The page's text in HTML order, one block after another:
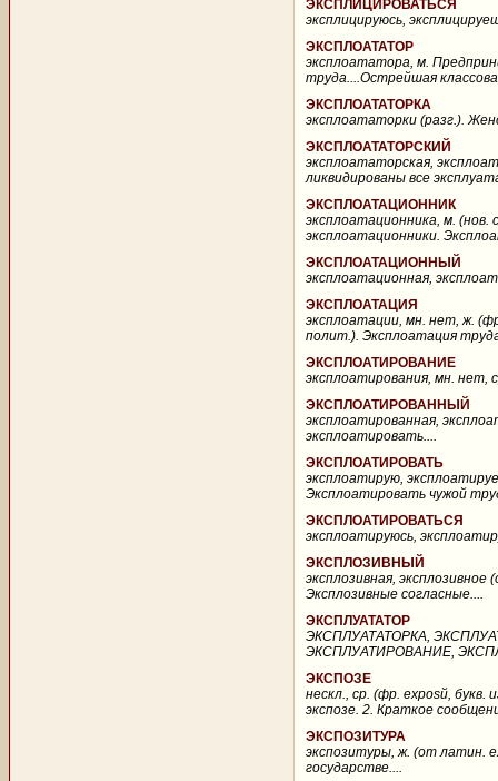
ЭКСПЛИЦИРОВАТЬСЯ
эксплицируюсь,
ЭКСПЛОАТАТОР
эксплоататора, м.
труда....Острейшая
ЭКСПЛОАТАТОРКА
эксплоататорки (разг.).
ЭКСПЛОАТАТОРСКИЙ
эксплоататорская,
ликвидированы все
ЭКСПЛОАТАЦИОННИК
эксплоатационника, м.
эксплоатационники.
ЭКСПЛОАТАЦИОННЫЙ
эксплоатационная,
ЭКСПЛОАТАЦИЯ
эксплоатации, мн. нет, ж.
полит.). Эксплоатация
ЭКСПЛОАТИРОВАНИЕ
эксплоатирования, мн. нет,
ЭКСПЛОАТИРОВАННЫЙ
эксплоатированная,
эксплоатировать....
ЭКСПЛОАТИРОВАТЬ
эксплоатирую,
Эксплоатировать чужой
ЭКСПЛОАТИРОВАТЬСЯ
эксплоатируюсь,
ЭКСПЛОЗИВНЫЙ
эксплозивная,
Эксплозивные согласные....
ЭКСПЛУАТАТОР
ЭКСПЛУАТАТОРКА,
ЭКСПЛУАТИРОВАНИЕ,
ЭКСПОЗЕ
нескл., ср. (фр. exposй,
экспозе. 2. Краткое
ЭКСПОЗИТУРА
экспозитуры, ж. (от латин.
государстве....